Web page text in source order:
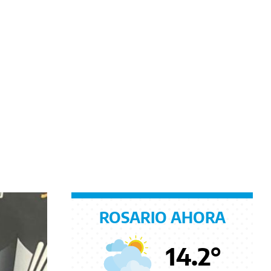
ROSARIO AHORA
14.2°